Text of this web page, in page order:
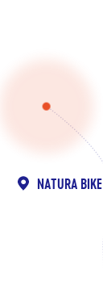
NATURA BIKE